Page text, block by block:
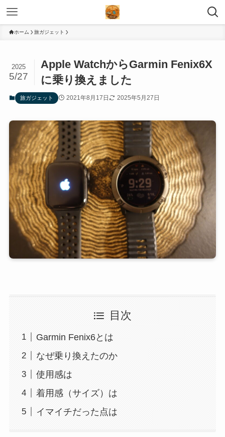
ホーム 旅ガジェット
Apple WatchからGarmin Fenix6X
に乗り換えました
2025
5/27
旅ガジェット 2021年8月17日 2025年5月27日
目次
Garmin Fenix6とは
なぜ乗り換えたのか
使用感は
着用感（サイズ）は
イマイチだった点は